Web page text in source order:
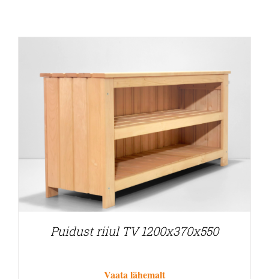
Puidust riiul TV 1200x370x550
Vaata lähemalt